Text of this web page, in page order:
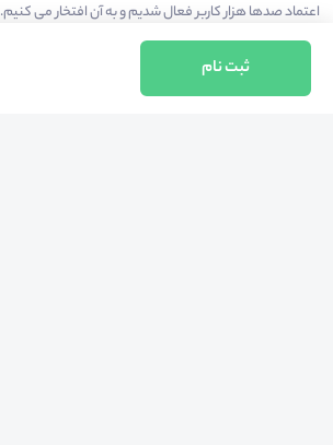
ثبت نام
اعتماد صدها هزار کاربر فعال شدیم و به آن افتخار می‌ کنیم.